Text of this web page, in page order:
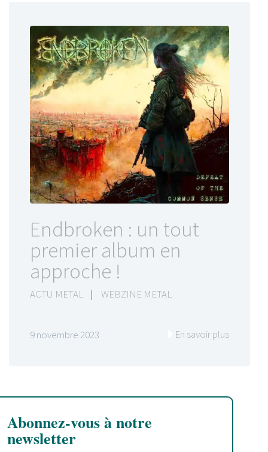
Endbroken : un tout
premier album en
approche !
ACTU METAL | WEBZINE METAL
9 novembre 2023 En savoir plus
Abonnez-vous à notre
newsletter